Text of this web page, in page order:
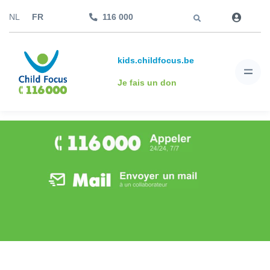
NL FR 116 000
kids.childfocus.be
Je fais un don